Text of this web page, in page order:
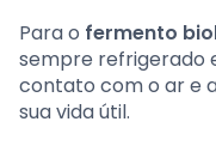
Para o fermento
sempre refrigerado
contato com o ar e
sua vida útil.